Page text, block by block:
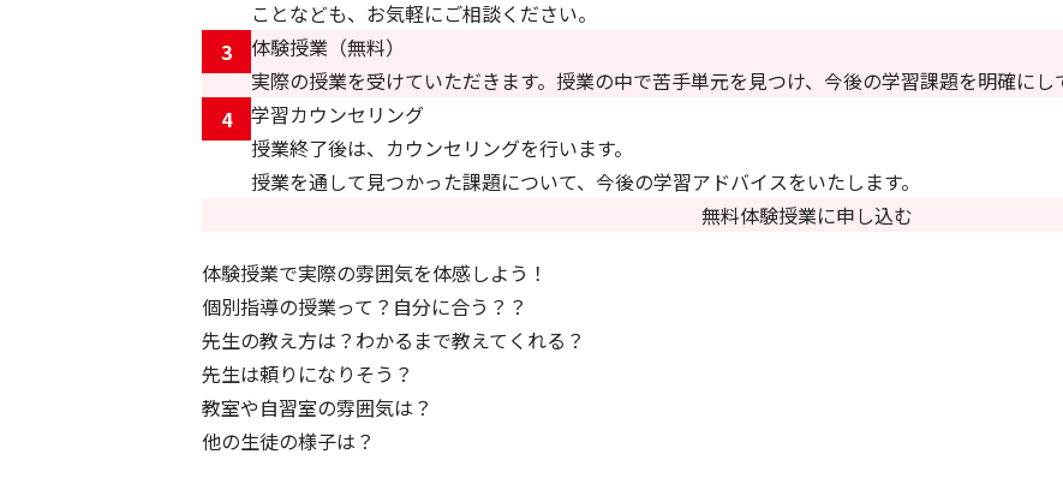
ことなども、お気軽にご相談ください。
3
体験授業（無料）
実際の授業を受けていただきます。授業の中で苦手単元を見つけ、今後の学習課題を明確にし
4
学習カウンセリング
授業終了後は、カウンセリングを行います。
授業を通して見つかった課題について、今後の学習アドバイスをいたします。
無料体験授業に申し込む
体験授業で実際の雰囲気を体感しよう！
個別指導の授業って？自分に合う？？
先生の教え方は？わかるまで教えてくれる？
先生は頼りになりそう？
教室や自習室の雰囲気は？
他の生徒の様子は？